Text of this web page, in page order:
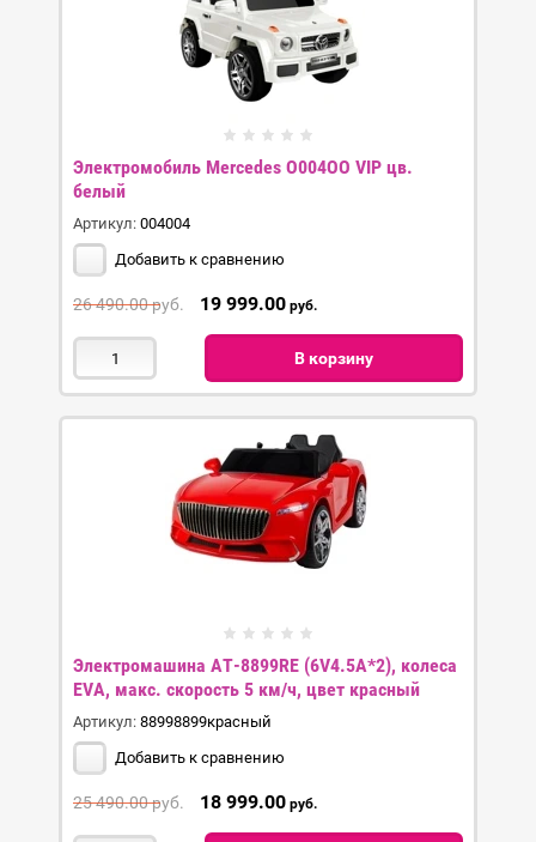
Электромобиль Mercedes O004OO VIP цв.
белый
Артикул: 004004
Добавить к сравнению
26 490.00руб. 19 999.00 руб.
В корзину
Электромашина AT-8899RE (6V4.5A*2), колеса
EVA, макс. скорость 5 км/ч, цвет красный
Артикул: 88998899красный
Добавить к сравнению
25 490.00руб. 18 999.00 руб.